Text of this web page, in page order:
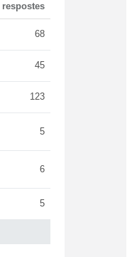
respostes
68
45
123
5
6
5